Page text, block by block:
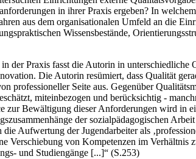
in ihrer Praxis ergeben? In
aus dem organisationalen Umfeld an die
Wissensbestände,
der Praxis fasst die Autorin in unterschiedliche
Die Autorin resümiert, dass Qualität
professioneller Seite aus. Gegenüber
miteinbezogen und berücksichtig -
zur Bewältigung dieser Anforderungen wird in
der sozialpädagogischen
Aufwertung der Jugendarbeiter als
Verschiebung von Kompetenzen im Verhältnis
und Studiengänge [...]“ (S.253)